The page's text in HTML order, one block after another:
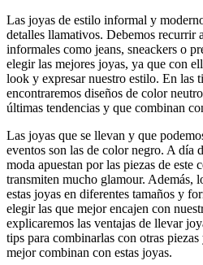
Las joyas de estilo informal y
detalles llamativos. Debemos recurrir
informales como jeans, sneackers o
elegir las mejores joyas, ya que con
look y expresar nuestro estilo. En las
encontraremos diseños de color
últimas tendencias y que combinan
Las joyas que se llevan y que
eventos son las de color negro. A día
moda apuestan por las piezas de este
transmiten mucho glamour. Además,
estas joyas en diferentes tamaños y
elegir las que mejor encajen con
explicaremos las ventajas de llevar
tips para combinarlas con otras
mejor combinan con estas joyas.